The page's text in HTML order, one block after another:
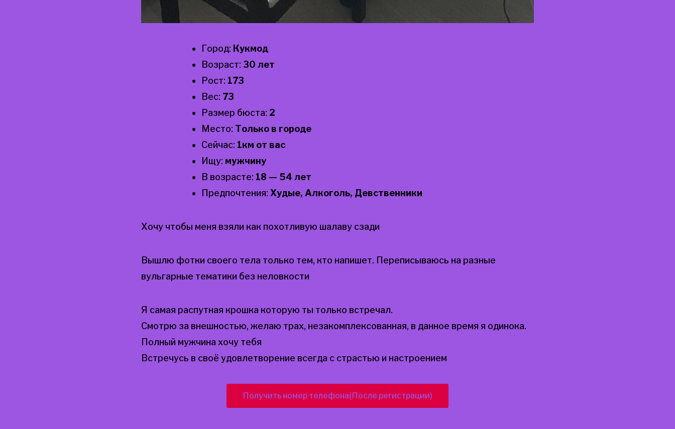
Город: Кукмод
Возраст: 30 лет
Рост: 173
Вес: 73
Размер бюста: 2
Место: Только в городе
Сейчас: 1км от вас
Ищу: мужчину
В возрасте: 18 — 54 лет
Предпочтения: Худые, Алкоголь, Девственники
Хочу чтобы меня взяли как похотливую шалаву сзади
Вышлю фотки своего тела только тем, кто напишет. Переписываюсь на разные
вульгарные тематики без неловкости
Я самая распутная крошка которую ты только встречал.
Смотрю за внешностью, желаю трах, незакомплексованная, в данное время я одинока.
Полный мужчина хочу тебя
Встречусь в своё удовлетворение всегда с страстью и настроением
Получить номер телефона(После регистрации)